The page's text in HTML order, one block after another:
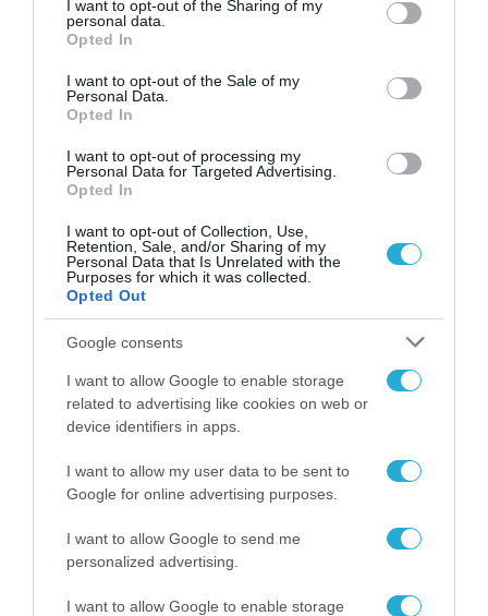
not limited to your visit or usage behaviour. You may click to
grant or deny consent to Google and its third-party tags to
use your data for below specified purposes in below Google
consent section.
I want to opt-out of the Sharing of my
personal data.
Opted In
I want to opt-out of the Sale of my
Personal Data.
Opted In
I want to opt-out of processing my
Personal Data for Targeted Advertising.
Opted In
I want to opt-out of Collection, Use,
Retention, Sale, and/or Sharing of my
Personal Data that Is Unrelated with the
Purposes for which it was collected.
Opted Out
Google consents
I want to allow Google to enable storage
related to advertising like cookies on web or
device identifiers in apps.
I want to allow my user data to be sent to
Google for online advertising purposes.
I want to allow Google to send me
personalized advertising.
I want to allow Google to enable storage
νέα τεχνολογία, είναι
μια νέα βιομηχανική
επανάσταση»
31.07.2026
Νέος οδηγός του ΕΚΤ
για τη χρηματοδότηση
των ελληνικών
χώρο της άμυνας
Η πιο ταξιδιάρικη
βαλίτσα του φετινού
καλοκαιριού έχει την
υπογραφή της Xiaomi
31.07.2026
ΟΛΗ Η ΡΟΗ ΕΙΔΗΣΕΩΝ